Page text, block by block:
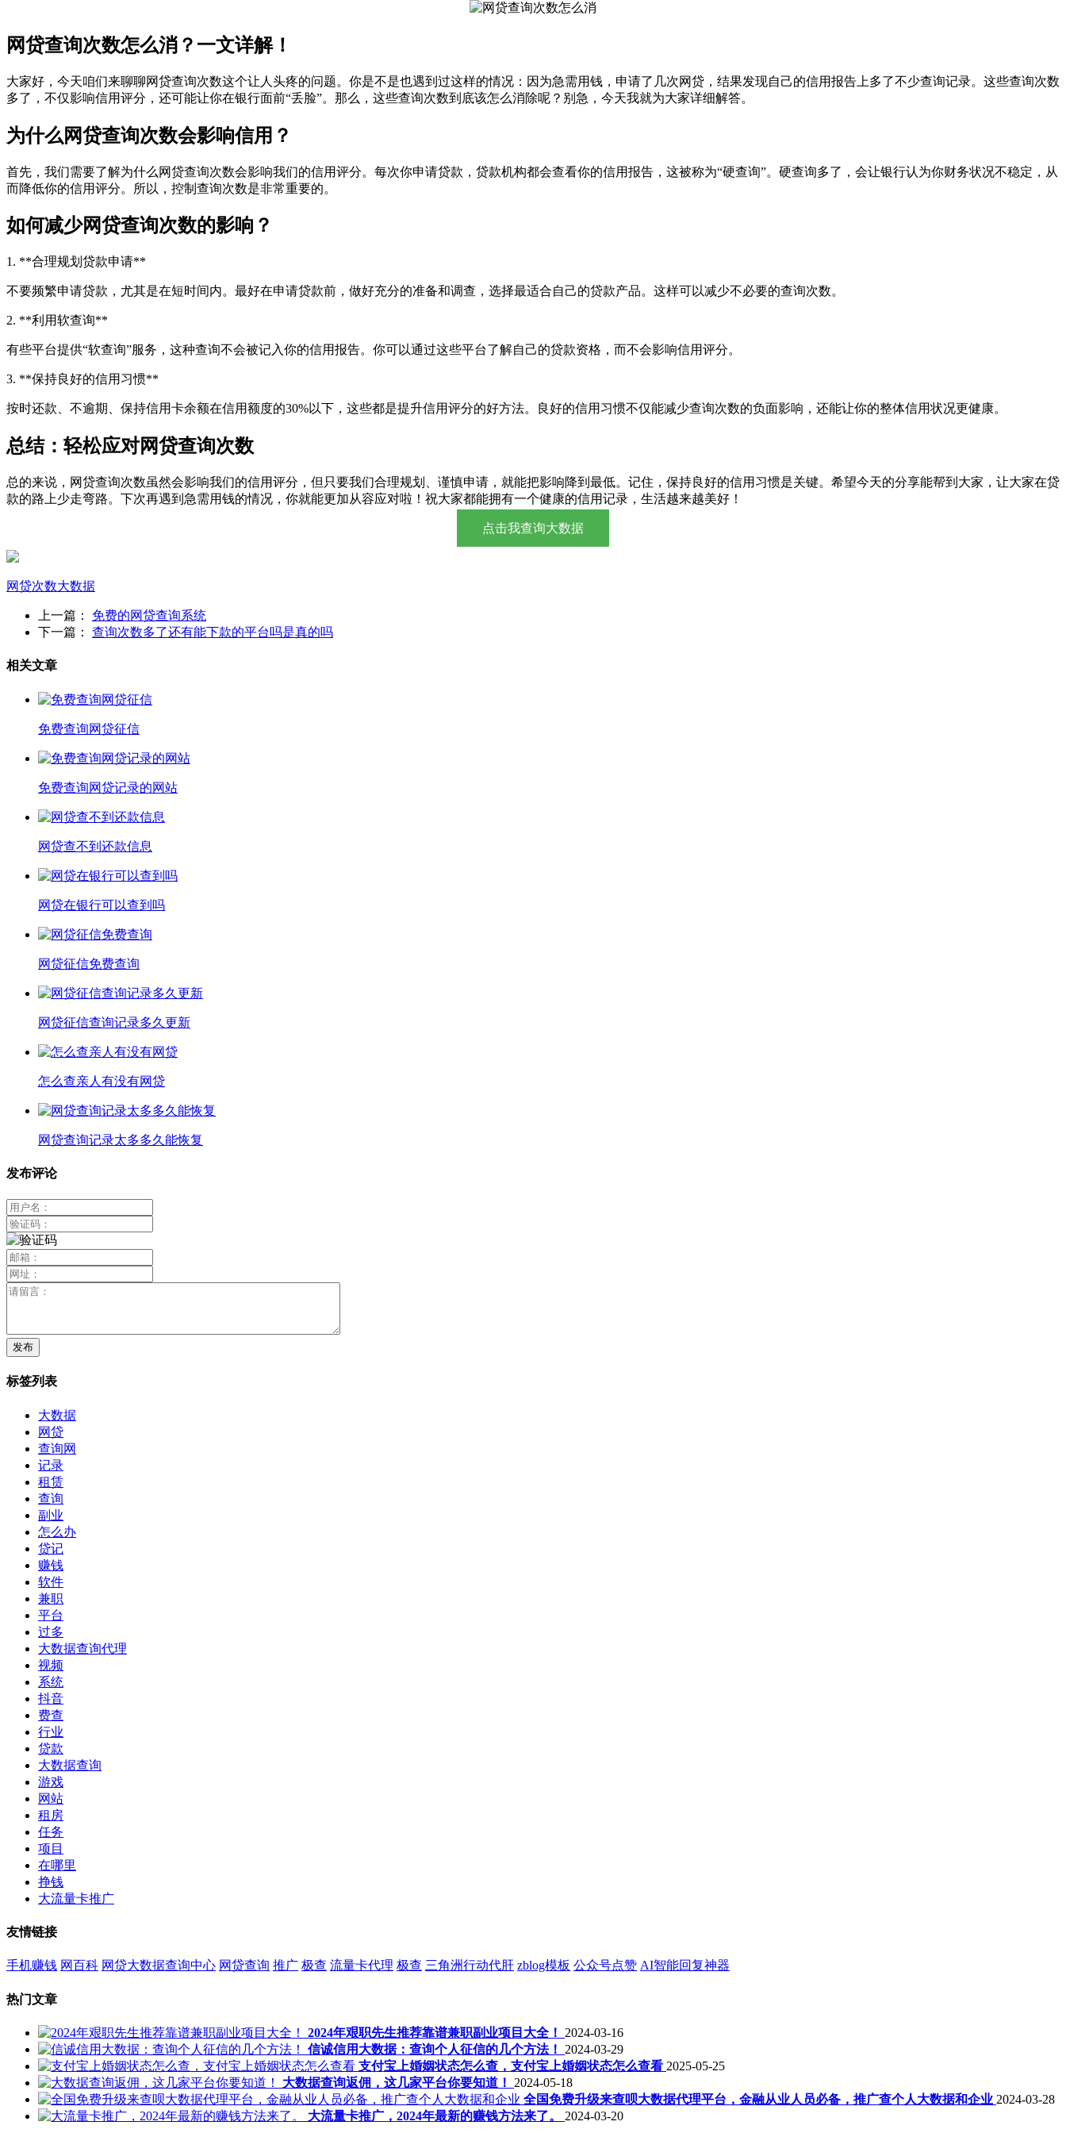
网贷查询次数怎么消？一文详解！
大家好，今天咱们来聊聊网贷查询次数这个让人头疼的问题。你是不是也遇到过这样的情况：因为急需用钱，申请了几次网贷，结果发现自己的信用报告上多了不少查询记录。这些查询次数
多了，不仅影响信用评分，还可能让你在银行面前“丢脸”。那么，这些查询次数到底该怎么消除呢？别急，今天我就为大家详细解答。
为什么网贷查询次数会影响信用？
首先，我们需要了解为什么网贷查询次数会影响我们的信用评分。每次你申请贷款，贷款机构都会查看你的信用报告，这被称为“硬查询”。硬查询多了，会让银行认为你财务状况不稳定，从
而降低你的信用评分。所以，控制查询次数是非常重要的。
如何减少网贷查询次数的影响？
1. **合理规划贷款申请**
不要频繁申请贷款，尤其是在短时间内。最好在申请贷款前，做好充分的准备和调查，选择最适合自己的贷款产品。这样可以减少不必要的查询次数。
2. **利用软查询**
有些平台提供“软查询”服务，这种查询不会被记入你的信用报告。你可以通过这些平台了解自己的贷款资格，而不会影响信用评分。
3. **保持良好的信用习惯**
按时还款、不逾期、保持信用卡余额在信用额度的30%以下，这些都是提升信用评分的好方法。良好的信用习惯不仅能减少查询次数的负面影响，还能让你的整体信用状况更健康。
总结：轻松应对网贷查询次数
总的来说，网贷查询次数虽然会影响我们的信用评分，但只要我们合理规划、谨慎申请，就能把影响降到最低。记住，保持良好的信用习惯是关键。希望今天的分享能帮到大家，让大家在贷
款的路上少走弯路。下次再遇到急需用钱的情况，你就能更加从容应对啦！祝大家都能拥有一个健康的信用记录，生活越来越美好！
点击我查询大数据
网贷次数大数据
上一篇：
免费的网贷查询系统
下一篇：
查询次数多了还有能下款的平台吗是真的吗
相关文章
免费查询网贷征信
免费查询网贷记录的网站
网贷查不到还款信息
网贷在银行可以查到吗
网贷征信免费查询
网贷征信查询记录多久更新
怎么查亲人有没有网贷
网贷查询记录太多多久能恢复
发布评论
标签列表
大数据
网贷
查询网
记录
租赁
查询
副业
怎么办
贷记
赚钱
软件
兼职
平台
过多
大数据查询代理
视频
系统
抖音
费查
行业
贷款
大数据查询
游戏
网站
租房
任务
项目
在哪里
挣钱
大流量卡推广
友情链接
手机赚钱 网百科 网贷大数据查询中心 网贷查询 推广 极查 流量卡代理 极查 三角洲行动代肝 zblog模板 公众号点赞 AI智能回复神器
热门文章
2024年艰职先生推荐靠谱兼职副业项目大全！
2024-03-16
信诚信用大数据：查询个人征信的几个方法！
2024-03-29
支付宝上婚姻状态怎么查，支付宝上婚姻状态怎么查看 2025-05-25
大数据查询返佣，这几家平台你要知道！
2024-05-18
全国免费升级来查呗大数据代理平台，金融从业人员必备，推广查个人大数据和企业 2024-03-28
大流量卡推广，2024年最新的赚钱方法来了。
2024-03-20